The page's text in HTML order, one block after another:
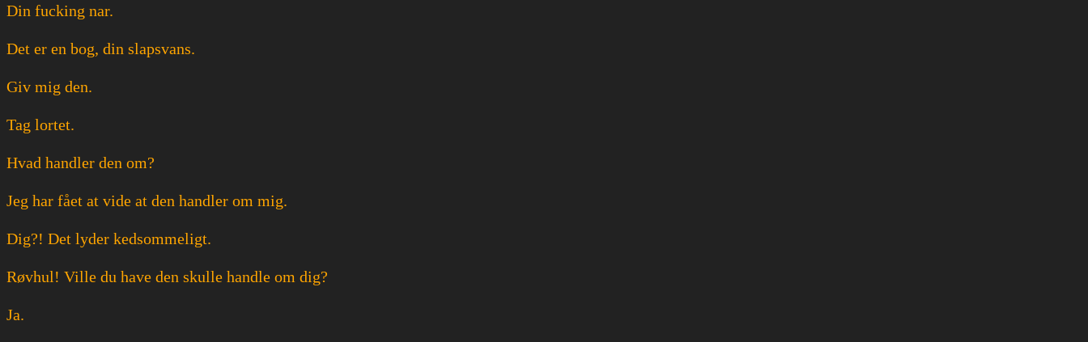
Din fucking nar.
Det er en bog, din slapsvans.
Giv mig den.
Tag lortet.
Hvad handler den om?
Jeg har fået at vide at den handler om mig.
Dig?! Det lyder kedsommeligt.
Røvhul! Ville du have den skulle handle om dig?
Ja.